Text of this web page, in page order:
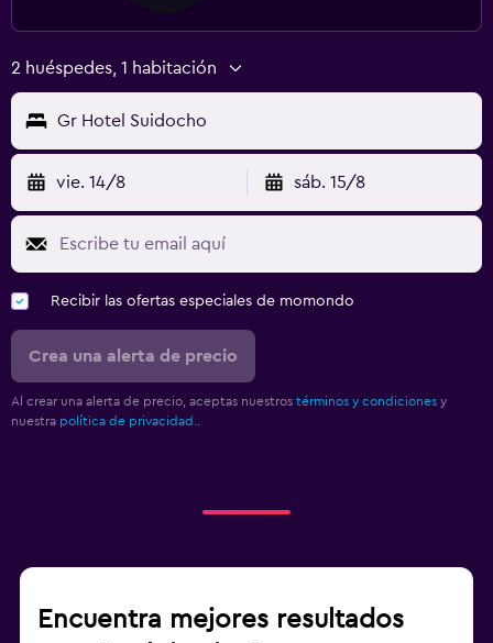
2 huéspedes, 1 habitación
Gr Hotel Suidocho
vie. 14/8 sáb. 15/8
Recibir las ofertas especiales de momondo
Crea una alerta de precio
Al crear una alerta de precio, aceptas nuestros términos y condiciones y
nuestra política de privacidad.
Encuentra mejores resultados